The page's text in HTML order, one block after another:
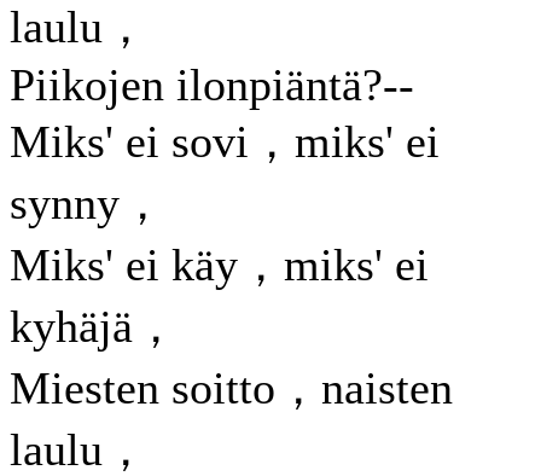
laulu，
Piikojen ilonpiäntä?--
Miks' ei sovi，miks' ei
synny，
Miks' ei käy，miks' ei
kyhäjä，
Miesten soitto，naisten
laulu，